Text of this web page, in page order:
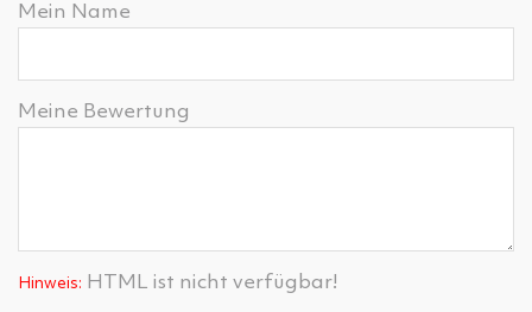
Mein Name
Meine Bewertung
Hinweis: HTML ist nicht verfügbar!